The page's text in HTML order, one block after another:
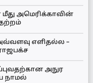
அமெரிக்காவின்
எளிதல்ல –
அநுர
நாமல்